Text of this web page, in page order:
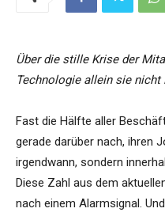
Über die stille Krise der
Technologie allein sie nicht
Fast die Hälfte aller
gerade darüber nach, ihren
irgendwann, sondern
Diese Zahl aus dem
nach einem Alarmsignal.